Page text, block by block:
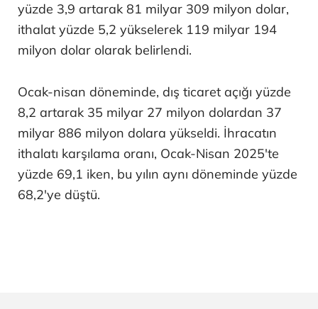
yüzde 3,9 artarak 81 milyar 309 milyon dolar,
ithalat yüzde 5,2 yükselerek 119 milyar 194
milyon dolar olarak belirlendi.
Ocak-nisan döneminde, dış ticaret açığı yüzde
8,2 artarak 35 milyar 27 milyon dolardan 37
milyar 886 milyon dolara yükseldi. İhracatın
ithalatı karşılama oranı, Ocak-Nisan 2025'te
yüzde 69,1 iken, bu yılın aynı döneminde yüzde
68,2'ye düştü.